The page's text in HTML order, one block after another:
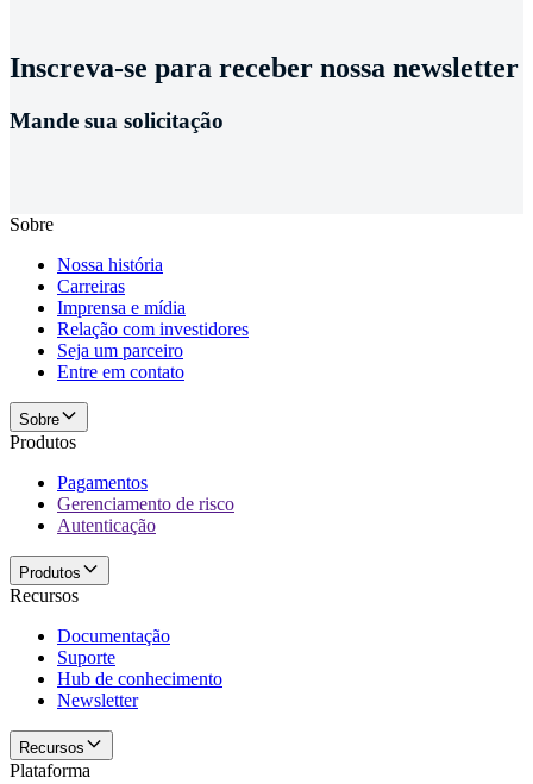
Inscreva-se para receber nossa newsletter
Mande sua solicitação
Sobre
Nossa história
Carreiras
Imprensa e mídia
Relação com investidores
Seja um parceiro
Entre em contato
Sobre
Produtos
Pagamentos
Gerenciamento de risco
Autenticação
Produtos
Recursos
Documentação
Suporte
Hub de conhecimento
Newsletter
Recursos
Plataforma